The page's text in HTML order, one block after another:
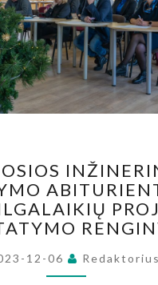
INŽINERINIO
UGDYMO
ABITURIENTŲ
LAIDOS
PROJEKTŲ
PRISTATYMO
12-06 Redaktorius